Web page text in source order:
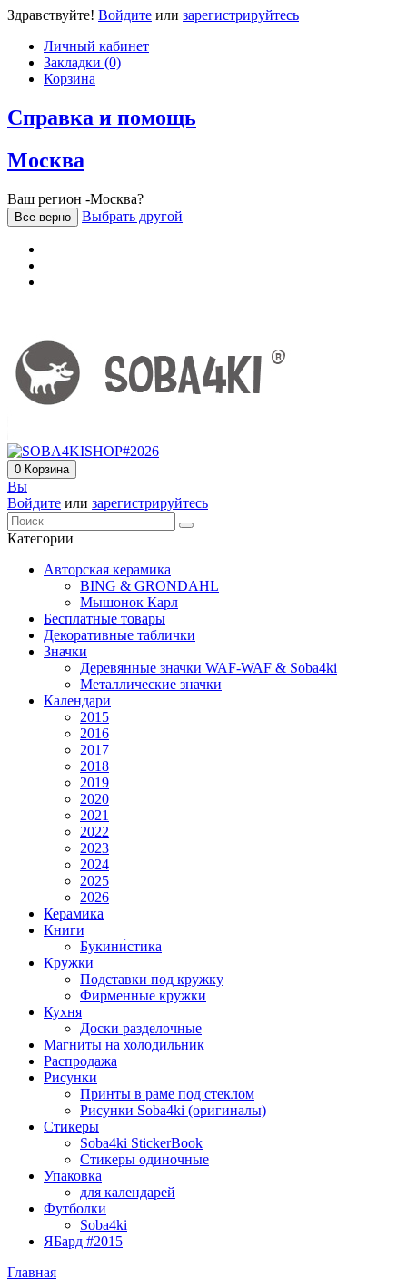
Здравствуйте! Войдите или зарегистрируйтесь
Личный кабинет
Закладки (0)
Корзина
Справка и помощь
Москва
Ваш регион -Москва?
Все верно Выбрать другой
0 Корзина
Вы
Войдите или зарегистрируйтесь
Категории
Авторская керамика
BING & GRONDAHL
Мышонок Карл
Бесплатные товары
Декоративные таблички
Значки
Деревянные значки WAF-WAF & Soba4ki
Металлические значки
Календари
2015
2016
2017
2018
2019
2020
2021
2022
2023
2024
2025
2026
Керамика
Книги
Букини́стика
Кружки
Подставки под кружку
Фирменные кружки
Кухня
Доски разделочные
Магниты на холодильник
Распродажа
Рисунки
Принты в раме под стеклом
Рисунки Soba4ki (оригиналы)
Стикеры
Soba4ki StickerBook
Стикеры одиночные
Упаковка
для календарей
Футболки
Soba4ki
ЯБард #2015
Главная